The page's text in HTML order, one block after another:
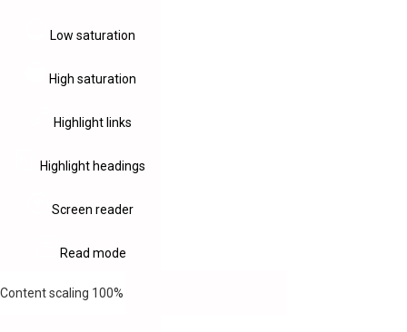
Low saturation
High saturation
Highlight links
Highlight headings
Screen reader
Read mode
Content scaling 100%